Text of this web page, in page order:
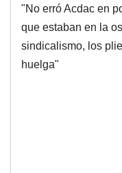
"No erró Acdac en
que estaban en la
sindicalismo, los
huelga"